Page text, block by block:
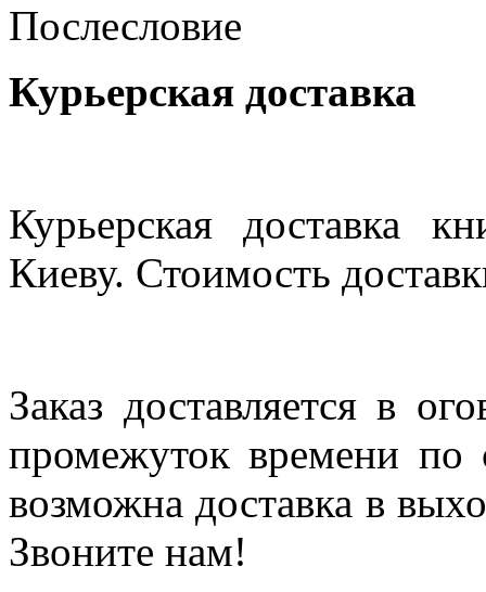
Послесловие
Курьерская доставка
Курьерская доставка
Киеву. Стоимость
Заказ доставляется в
промежуток времени по
возможна доставка в
Звоните нам!